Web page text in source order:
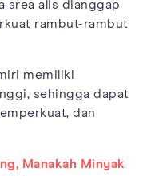
area alis dianggap
rambut-rambut
memiliki
sehingga dapat
dan
Manakah Minyak